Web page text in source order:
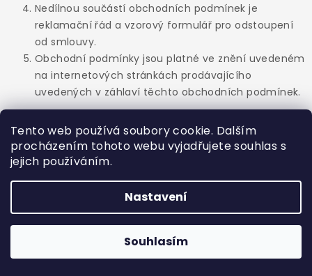
Tento web používá soubory cookie. Dalším
procházením tohoto webu vyjadřujete souhlas s
jejich používáním.
Nastavení
Souhlasím
Nedílnou součástí obchodních podmínek je
reklamační řád a vzorový formulář pro odstoupení
od smlouvy.
Obchodní podmínky jsou platné ve znění uvedeném
na internetových stránkách prodávajícího
uvedených v záhlaví těchto obchodních podmínek.
Tyto obchodní podmínky nabývají účinnosti dnem
21. 10. 2021